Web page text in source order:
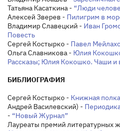
Татьяна Касаткина - “Люди
Алексей Зверев - Пилигрим в
Владимир Славецкий - Иван
Повесть
Сергей Костырко - Павел
Ольга Славникова - Юлия
Рассказы; Юлия Кокошко. Чаши и
БИБЛИОГРАФИЯ
Сергей Костырко - Книжная
Андрей Василевский) -
- “Новый Журнал”
Лауреаты премий литературных